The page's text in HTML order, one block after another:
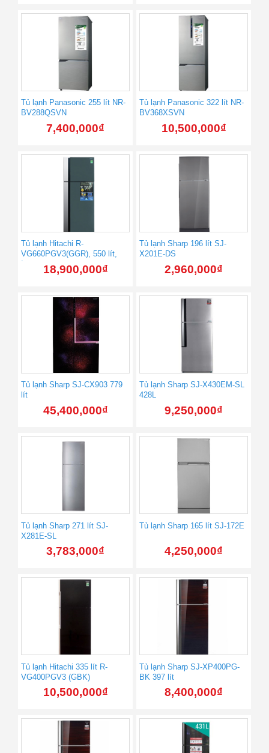
Tủ lạnh Panasonic 255 lít NR-
BV288QSVN
7,400,000₫
Tủ lạnh Panasonic 322 lít NR-
BV368XSVN
10,500,000₫
Tủ lạnh Hitachi R-
VG660PGV3(GGR), 550 lít,
Inverter18,900,000₫
Tủ lạnh Sharp 196 lít SJ-
X201E-DS
2,960,000₫
Tủ lạnh Sharp SJ-CX903 779
lít
45,400,000₫
Tủ lạnh Sharp SJ-X430EM-SL
428L
9,250,000₫
Tủ lạnh Sharp 271 lít SJ-
X281E-SL
3,783,000₫
Tủ lạnh Sharp 165 lít SJ-172E
4,250,000₫
Tủ lạnh Hitachi 335 lít R-
VG400PGV3 (GBK)
10,500,000₫
Tủ lạnh Sharp SJ-XP400PG-
BK 397 lít
8,400,000₫